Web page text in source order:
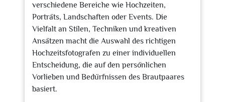
verschiedene Bereiche wie Hochzeiten,
Porträts, Landschaften oder Events. Die
Vielfalt an Stilen, Techniken und kreativen
Ansätzen macht die Auswahl des richtigen
Hochzeitsfotografen zu einer individuellen
Entscheidung, die auf den persönlichen
Vorlieben und Bedürfnissen des Brautpaares
basiert.